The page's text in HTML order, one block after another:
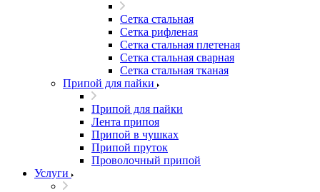
Сетка стальная
Сетка рифленая
Сетка стальная плетеная
Сетка стальная сварная
Сетка стальная тканая
Припой для пайки
Припой для пайки
Лента припоя
Припой в чушках
Припой пруток
Проволочный припой
Услуги